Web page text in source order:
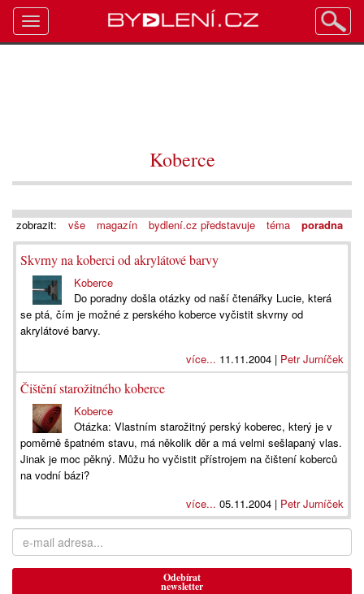
Koberce
zobrazit: vše magazín bydlení.cz představuje téma poradna
Skvrny na koberci od akrylátové barvy
Koberce
Do poradny došla otázky od naší čtenářky Lucie, která
se ptá, čím je možné z perského koberce vyčistit skvrny od
akrylátové barvy.
více... 11.11.2004 | Petr Jurníček
Čištění starožitného koberce
Koberce
Otázka: Vlastním starožitný perský koberec, který je v
poměrně špatném stavu, má několik děr a má velmi sešlapaný vlas.
Jinak je moc pěkný. Můžu ho vyčistit přístrojem na čištení koberců
na vodní bázi?
více... 05.11.2004 | Petr Jurníček
Odebírat
newsletter
Toggle
navigation